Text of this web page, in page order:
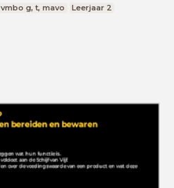
vmbo g, t, mavo Leerjaar 2